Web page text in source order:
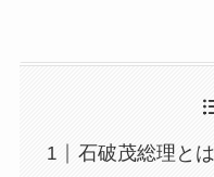
石破茂総理と